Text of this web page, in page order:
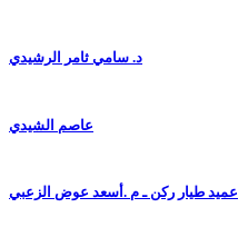
د. سامي ثامر الرشيدي
عاصم الشيدي
عميد طيار ركن ـ م .أسعد عوض الزعبي